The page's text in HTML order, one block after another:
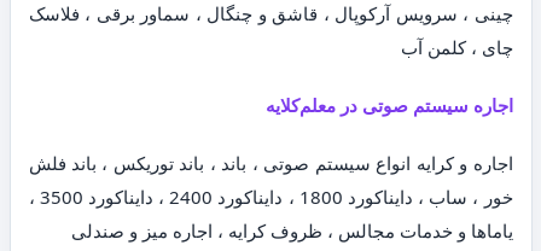
چینی ، سرویس آرکوپال ، قاشق و چنگال ، سماور برقی ، فلاسک
چای ، کلمن آب
اجاره سیستم صوتی در معلم‌کلایه
اجاره و کرایه انواع سیستم صوتی ، باند ، باند توریکس ، باند فلش
خور ، ساب ، دایناکورد 1800 ، دایناکورد 2400 ، دایناکورد 3500 ،
یاماها و خدمات مجالس ، ظروف کرایه ، اجاره میز و صندلی